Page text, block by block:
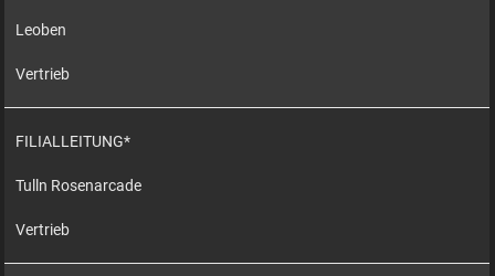
Leoben
Vertrieb
FILIALLEITUNG*
Tulln Rosenarcade
Vertrieb